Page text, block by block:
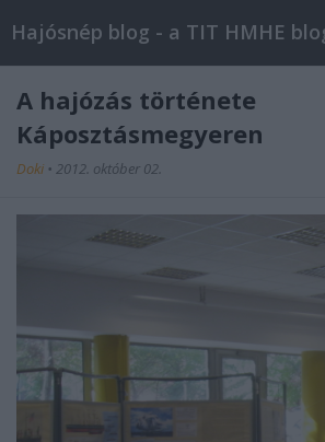
Hajósnép blog - a TIT HMHE
A hajózás története
Káposztásmegyeren
Doki • 2012. október 02.